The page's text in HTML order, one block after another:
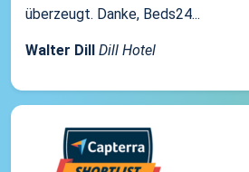
überzeugt. Danke, Beds24...
Walter Dill Dill Hotel